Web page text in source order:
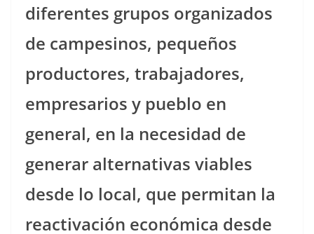
diferentes grupos organizados
de campesinos, pequeños
productores, trabajadores,
empresarios y pueblo en
general, en la necesidad de
generar alternativas viables
desde lo local, que permitan la
reactivación económica desde